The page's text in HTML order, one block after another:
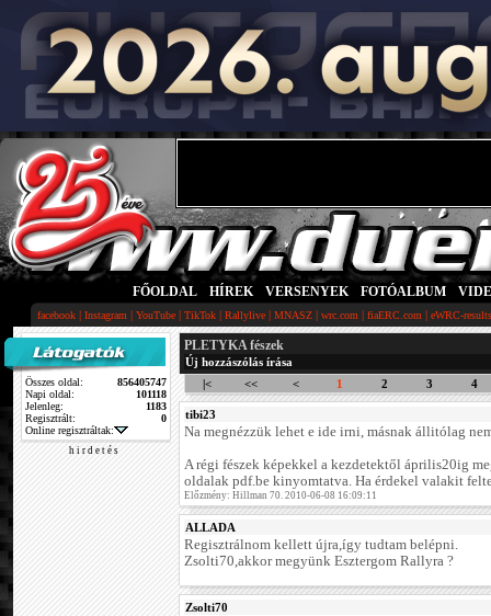
FŐOLDAL HÍREK VERSENYEK FOTÓALBUM
facebook | Instagram | YouTube | TikTok | Rallylive | MNASZ | wrc.com | fiaERC.com | eWRC-
Összes oldal:
856405747
Napi oldal:
101118
Jelenleg:
1183
Regisztrált:
0
Online regisztráltak:
h i r d e t é s
PLETYKA fészek
Új hozzászólás írása
|<
<< < 1 2 3 4
tibi23
Na megnézzük lehet e ide irni, másnak állitólag
A régi fészek képekkel a kezdetektől április20ig
oldalak pdf.be kinyomtatva. Ha érdekel valakit
Előzmény: Hillman 70. 2010-06-08 16:09:11
ALLADA
Regisztrálnom kellett újra,így tudtam belépni.
Zsolti70,akkor megyünk Esztergom Rallyra ?
Zsolti70